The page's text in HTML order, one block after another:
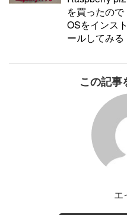
を買ったので
OSをインスト
ールしてみる
この記事
エ